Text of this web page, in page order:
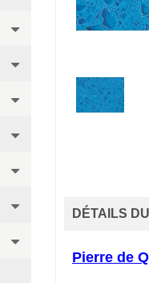
DÉTAILS
Pierre de